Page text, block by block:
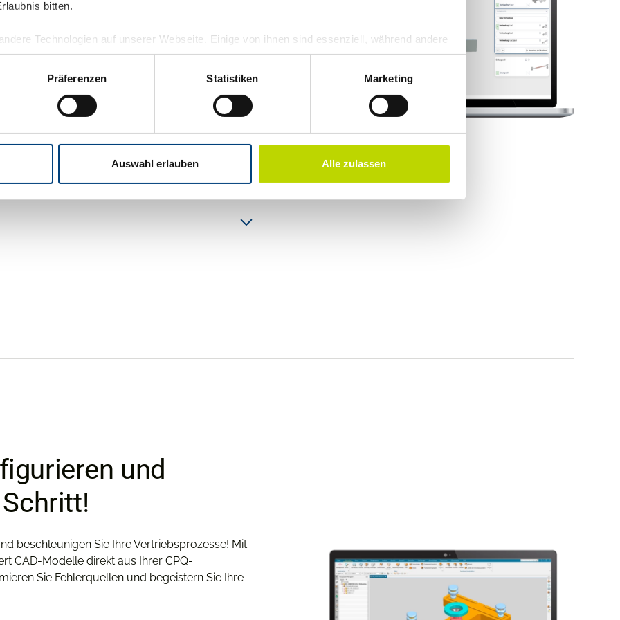
bitten.
Technologien auf unserer Webseite. Einige von ihnen sind essenziell, während andere
Ihre Erfahrung zu verbessern. Personenbezogene Daten können verarbeitet werden (z. B.
Anzeigen und Inhalte oder Anzeigen- und Inhaltsmessung. Weitere Informationen
Präferenzen Statistiken Marketing
Auswahl erlauben Alle zulassen
mit der Macht der 3D-Visualisierung!
als ob sie diese direkt vor sich hätten.
und
beschleunigen Sie Ihre Vertriebsprozesse! Mit
CAD-Modelle direkt aus Ihrer CPQ-
Sie Fehlerquellen und begeistern Sie Ihre